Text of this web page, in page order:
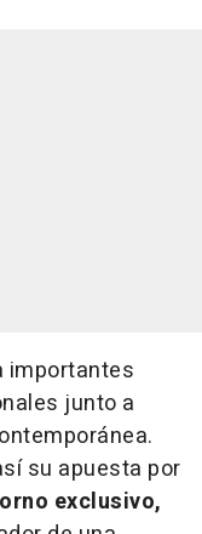
importantes
junto a
su apuesta por
exclusivo,